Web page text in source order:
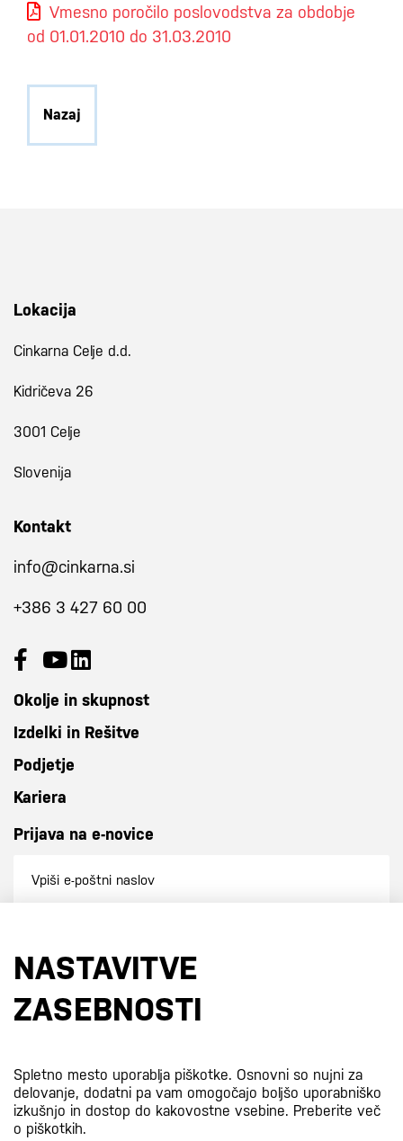
Vmesno poročilo poslovodstva za obdobje
od 01.01.2010 do 31.03.2010
Nazaj
Lokacija
Cinkarna Celje d.d.
Kidričeva 26
3001 Celje
Slovenija
Kontakt
info@cinkarna.si
+386 3 427 60 00
Okolje in skupnost
Izdelki in Rešitve
Podjetje
Kariera
Prijava na e-novice
S prijavo na e-novice se strinjate z
NASTAVITVE
ZASEBNOSTI
Spletno mesto uporablja piškotke. Osnovni so nujni za
delovanje, dodatni pa vam omogočajo boljšo uporabniško
izkušnjo in dostop do kakovostne vsebine. Preberite več
o piškotkih.